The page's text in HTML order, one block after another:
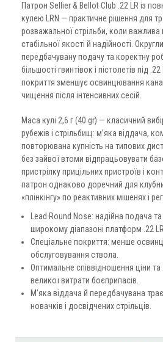
Патрон Sellier & Bellot Club .22 LR із
кулею LRN — практичне рішення для
розважальної стрільби, коли важлива
стабільної якості й надійності.
передбачувану подачу та коректну
більшості гвинтівок і пістолетів під
покриття зменшує освинцювання
чищення після інтенсивних сесій.
Маса кулі 2,6 г (40 gr) — класичний
рубежів і стрільбищ: м’яка віддача,
повторювана купність на типових
без зайвої втоми відпрацьовувати
пристрілку прицільних пристроїв і
патрон однаково доречний для
«плінкінгу» по реактивних мішенях і
Lead Round Nose: надійна подача
широкому діапазоні платформ .22
Спеціальне покриття: менше
обслуговування ствола.
Оптимальне співвідношення ціни та
великої витрати боєприпасів.
М’яка віддача й передбачувана
новачків і досвідчених стрільців.